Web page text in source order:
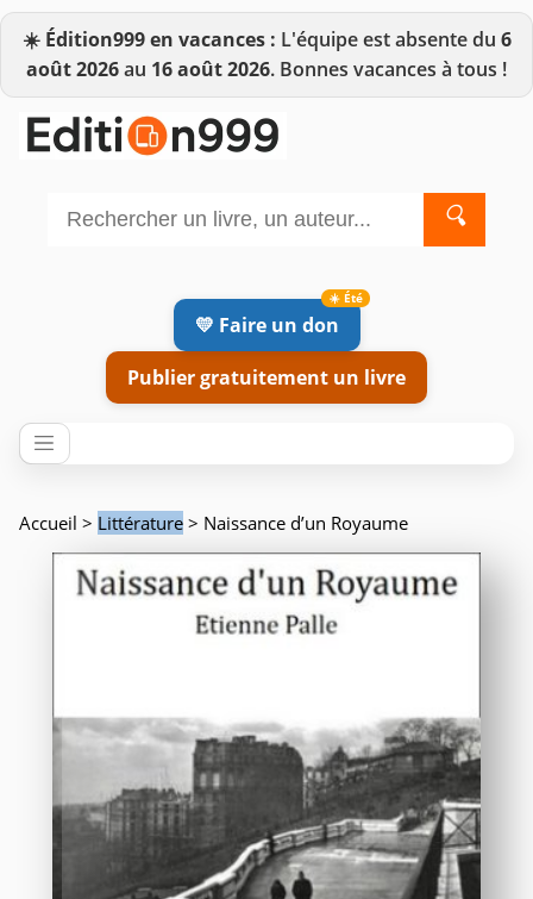
☀️ Édition999 en vacances : L'équipe est absente du 6
août 2026au 16 août 2026. Bonnes vacances à tous !
🔍
💛 Faire un don
Publier gratuitement un livre
Accueil > Littérature > Naissance d’un Royaume